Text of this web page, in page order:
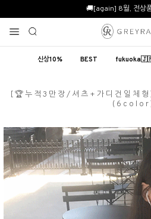
🚚[again] 8월, 전상
신상10% BEST
[🏆누적3만장/셔츠+가디건일체